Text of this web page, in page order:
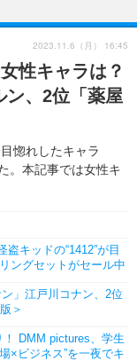
グッズ
海外
ビジネス
アーティスト
実写
イベント
座談会
ABEMA Cafe
性キャラは？
ン、2位「薬屋
惚れしたキャラ
。本記事では女性キ
キッドの“1412”が目
ングセットがセール中
」江戸川コナン、2位
＞
！ DMM pictures、学生
×ビジネス”を一夜でキ
2023.11.6（月） 16:45